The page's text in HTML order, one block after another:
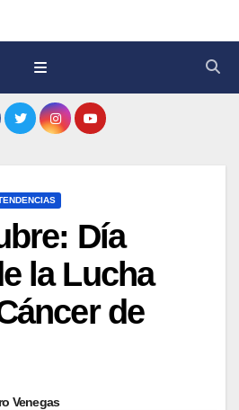
Día
la Lucha
de
Venegas